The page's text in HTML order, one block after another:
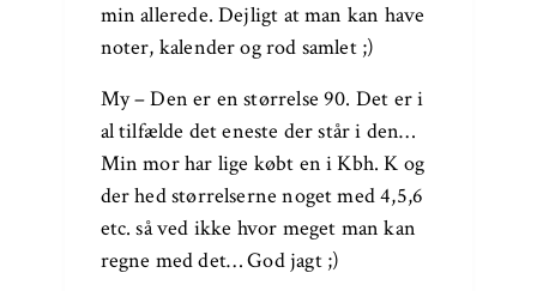
min allerede. Dejligt at man kan have
noter, kalender og rod samlet ;)
My – Den er en størrelse 90. Det er i
al tilfælde det eneste der står i den…
Min mor har lige købt en i Kbh. K og
der hed størrelserne noget med 4,5,6
etc. så ved ikke hvor meget man kan
regne med det… God jagt ;)